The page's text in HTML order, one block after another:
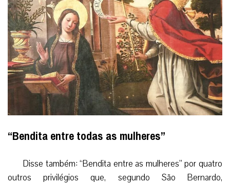
“Bendita entre todas as mulheres”
Disse também: “Bendita entre as mulheres” por quatro
outros privilégios que, segundo São Bernardo,